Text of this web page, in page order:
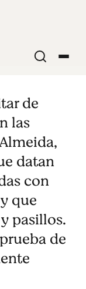
de
las
datan
con
que
pasillos.
de